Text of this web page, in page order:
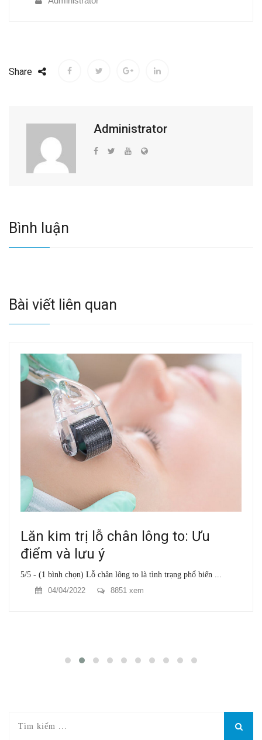
Share
Administrator
Bình luận
Bài viết liên quan
Lăn kim trị lỗ chân lông to: Ưu
điểm và lưu ý
5/5 - (1 bình chọn) Lỗ chân lông to là tình trạng phổ biến ...
04/04/2022
8851 xem